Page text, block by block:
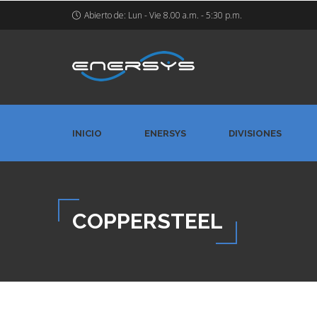
Abierto de: Lun - Vie 8.00 a.m. - 5:30 p.m.
INICIO ENERSYS DIVISIONES
COPPERSTEEL